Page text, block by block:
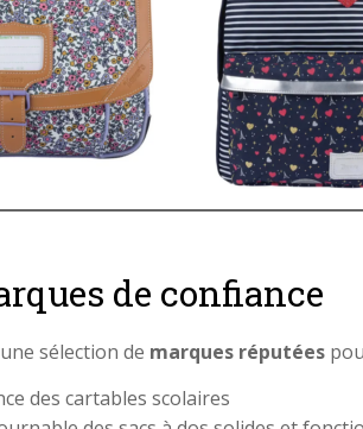
de confiance
sélection de marques réputées
des cartables scolaires